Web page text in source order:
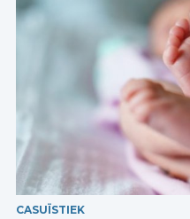
CASUÏSTIEK